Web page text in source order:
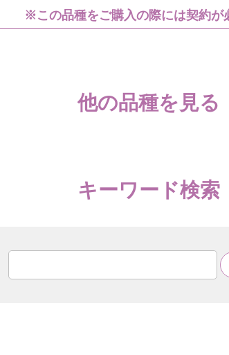
※この品種をご購入の際には契約が
他の品種を見る
キーワード検索